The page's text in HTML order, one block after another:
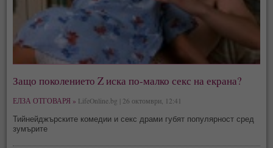
Защо поколението Z иска по-малко секс на екрана?
ЕЛЗА ОТГОВАРЯ » LifeOnline.bg | 26 октомври, 12:41
Тийнейджърските комедии и секс драми губят популярност сред
зумърите